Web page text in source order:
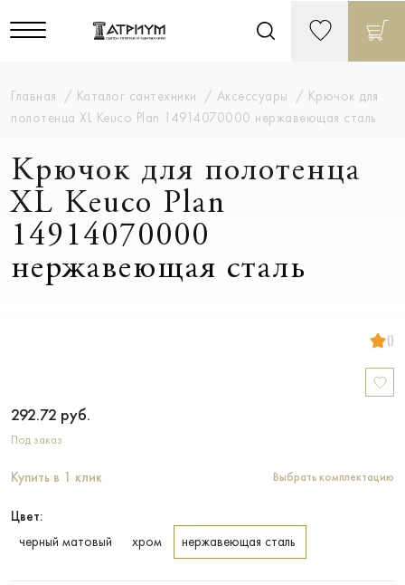
Главная Каталог сантехники Аксессуары
Крючок для
полотенца XL Keuco Plan 14914070000 нержавеющая сталь
Крючок для полотенца
XL Keuco Plan
14914070000
нержавеющая сталь
()
292.72 руб.
Под заказ
Купить в 1 клик Выбрать комплектацию
Цвет:
черный матовый
хром нержавеющая сталь